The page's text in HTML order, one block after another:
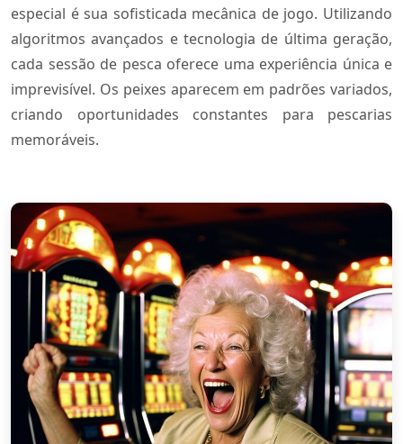
especial é sua sofisticada mecânica de jogo. Utilizando
algoritmos avançados e tecnologia de última geração,
cada sessão de pesca oferece uma experiência única e
imprevisível. Os peixes aparecem em padrões variados,
criando oportunidades constantes para pescarias
memoráveis.